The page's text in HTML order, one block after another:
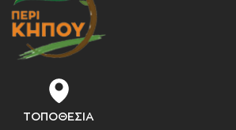
ΤΟΠΟΘΕΣΙΑ